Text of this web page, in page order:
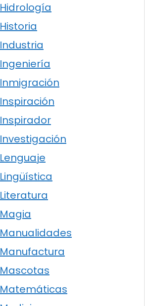
Hidrología
Historia
Industria
Ingeniería
Inmigración
Inspiración
Inspirador
Investigación
Lenguaje
Lingüística
Literatura
Magia
Manualidades
Manufactura
Mascotas
Matemáticas